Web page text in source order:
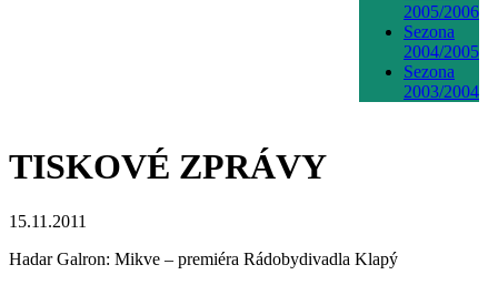
2005/2006
Sezona
2004/2005
Sezona
2003/2004
TISKOVÉ ZPRÁVY
15.11.2011
Hadar Galron: Mikve – premiéra Rádobydivadla Klapý